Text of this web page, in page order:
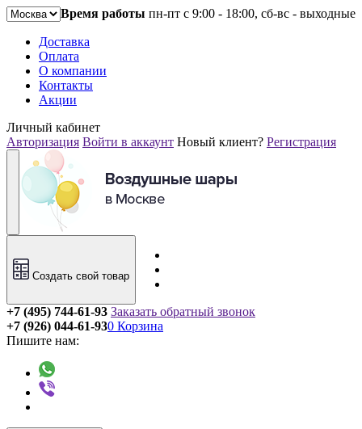
Время работы пн-пт с 9:00 - 18:00, сб-вс - выходные
Доставка
Оплата
О компании
Контакты
Акции
Личный кабинет
Авторизация Войти в аккаунт Новый клиент? Регистрация
Создать свой товар
+7 (495) 744-61-93 Заказать обратный звонок
+7 (926) 044-61-93
Пишите нам:
0 Корзина